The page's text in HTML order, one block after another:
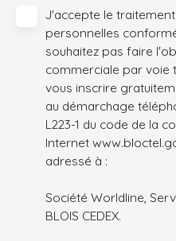
J'accepte le
personnelles
souhaitez pas faire
commerciale par voie
vous inscrire
au démarchage
L223-1 du code de la
Internet
adressé à :
Société Worldline,
BLOIS CEDEX.